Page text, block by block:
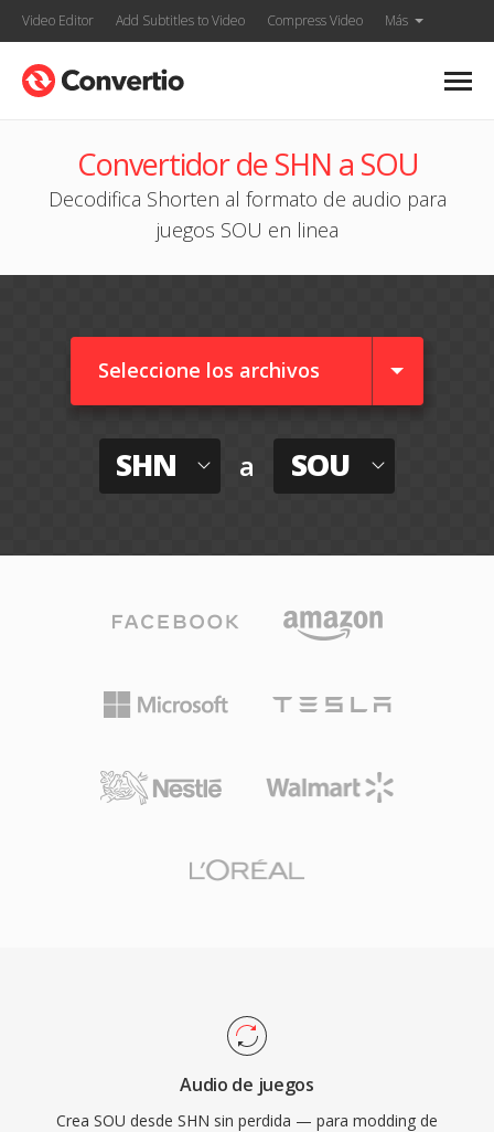
Video Editor Add Subtitles to Video Compress Video Más
Convertidor de SHN a SOU
Decodifica Shorten al formato de audio para
juegos SOU en linea
Seleccione los archivos
SHN a SOU
Audio de juegos
Crea SOU desde SHN sin perdida — para modding de